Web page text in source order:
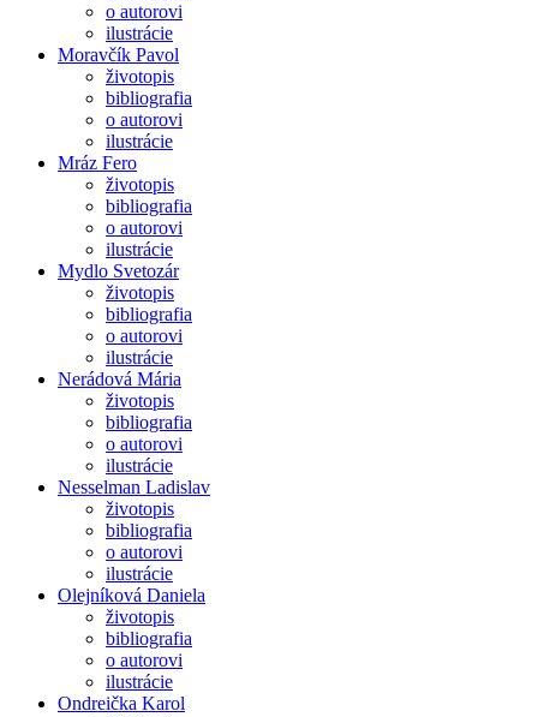
o autorovi
ilustrácie
Moravčík Pavol
životopis
bibliografia
o autorovi
ilustrácie
Mráz Fero
životopis
bibliografia
o autorovi
ilustrácie
Mydlo Svetozár
životopis
bibliografia
o autorovi
ilustrácie
Nerádová Mária
životopis
bibliografia
o autorovi
ilustrácie
Nesselman Ladislav
životopis
bibliografia
o autorovi
ilustrácie
Olejníková Daniela
životopis
bibliografia
o autorovi
ilustrácie
Ondreička Karol